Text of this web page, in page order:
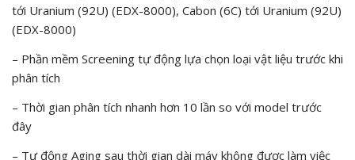
tới Uranium (92U) (EDX-8000), Cabon (6C) tới Uranium (92U)
(EDX-8000)
– Phần mềm Screening tự động lựa chọn loại vật liệu trước khi
phân tích
– Thời gian phân tích nhanh hơn 10 lần so với model trước
đây
– Tự động Aging sau thời gian dài máy không được làm việc